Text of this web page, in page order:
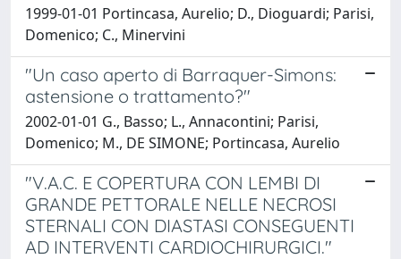
1999-01-01 Portincasa, Aurelio; D., Dioguardi; Parisi,
Domenico; C., Minervini
"Un caso aperto di Barraquer-Simons:
astensione o trattamento?"
2002-01-01 G., Basso; L., Annacontini; Parisi,
Domenico; M., DE SIMONE; Portincasa, Aurelio
"V.A.C. E COPERTURA CON LEMBI DI
GRANDE PETTORALE NELLE NECROSI
STERNALI CON DIASTASI CONSEGUENTI
AD INTERVENTI CARDIOCHIRURGICI."